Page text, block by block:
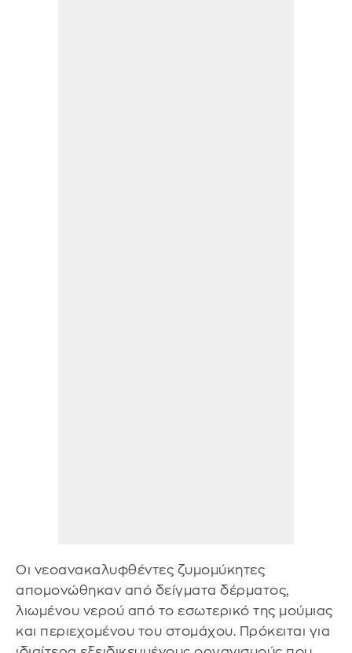
Οι νεοανακαλυφθέντες ζυμομύκητες
απομονώθηκαν από δείγματα δέρματος,
λιωμένου νερού από το εσωτερικό της μούμιας
και περιεχομένου του στομάχου. Πρόκειται για